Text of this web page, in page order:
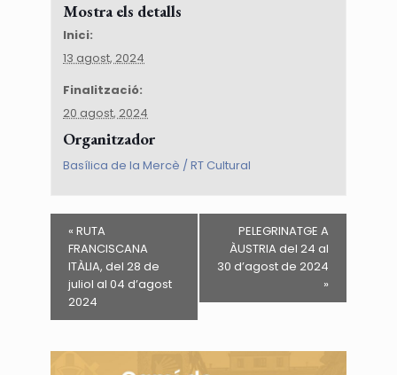
Mostra els detalls
Inici:
13 agost, 2024
Finalització:
20 agost, 2024
Organitzador
Basílica de la Mercè / RT Cultural
« RUTA
FRANCISCANA
ITÀLIA, del 28 de
juliol al 04 d’agost
2024
PELEGRINATGE A
ÀUSTRIA del 24 al
30 d’agost de 2024
»